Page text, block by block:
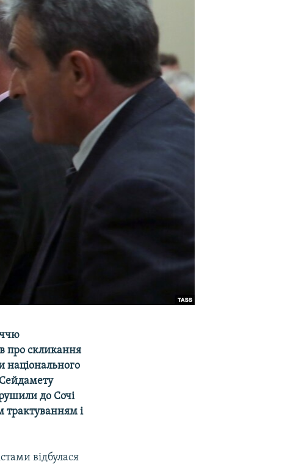
про скликання
національного
до Сочі
трактуванням і
відбулася